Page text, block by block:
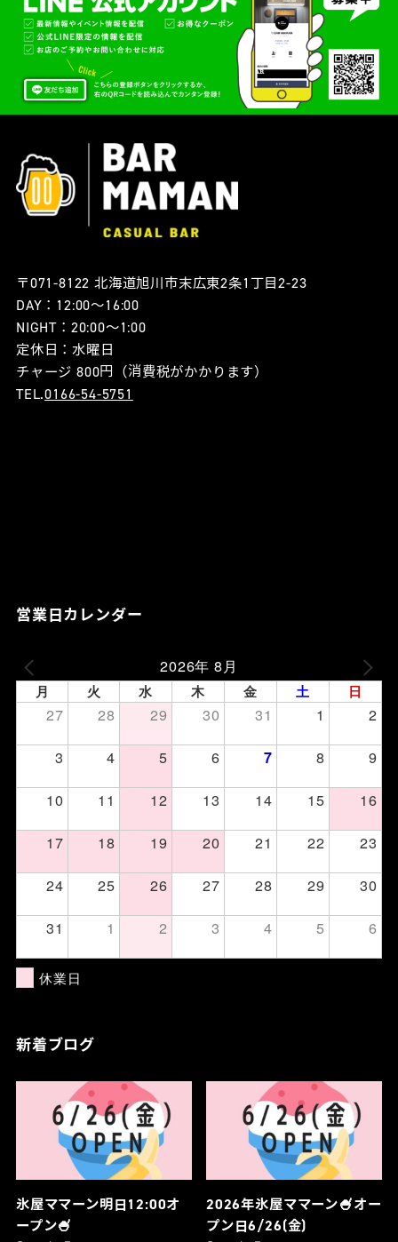
〒071-8122 北海道旭川市末広東2条1丁目2-23
DAY：12:00〜16:00
NIGHT：20:00〜1:00
定休日：水曜日
チャージ 800円（消費税がかかります）
TEL.0166-54-5751
営業日カレンダー
2026年 8月
月 火 水 木 金 土 日
27 28 29 30 31 1
2
3
4 5 6 7 8
9
10
11 12 13 14 15
16
17
18 19 20 21 22
23
24
25 26 27 28 29
30
31
1 2 3 4 5 6
休業日
新着ブログ
氷屋ママーン明日12:00オ
ープン🍧
2026年氷屋ママーン🍧オー
プン日6/26(金)